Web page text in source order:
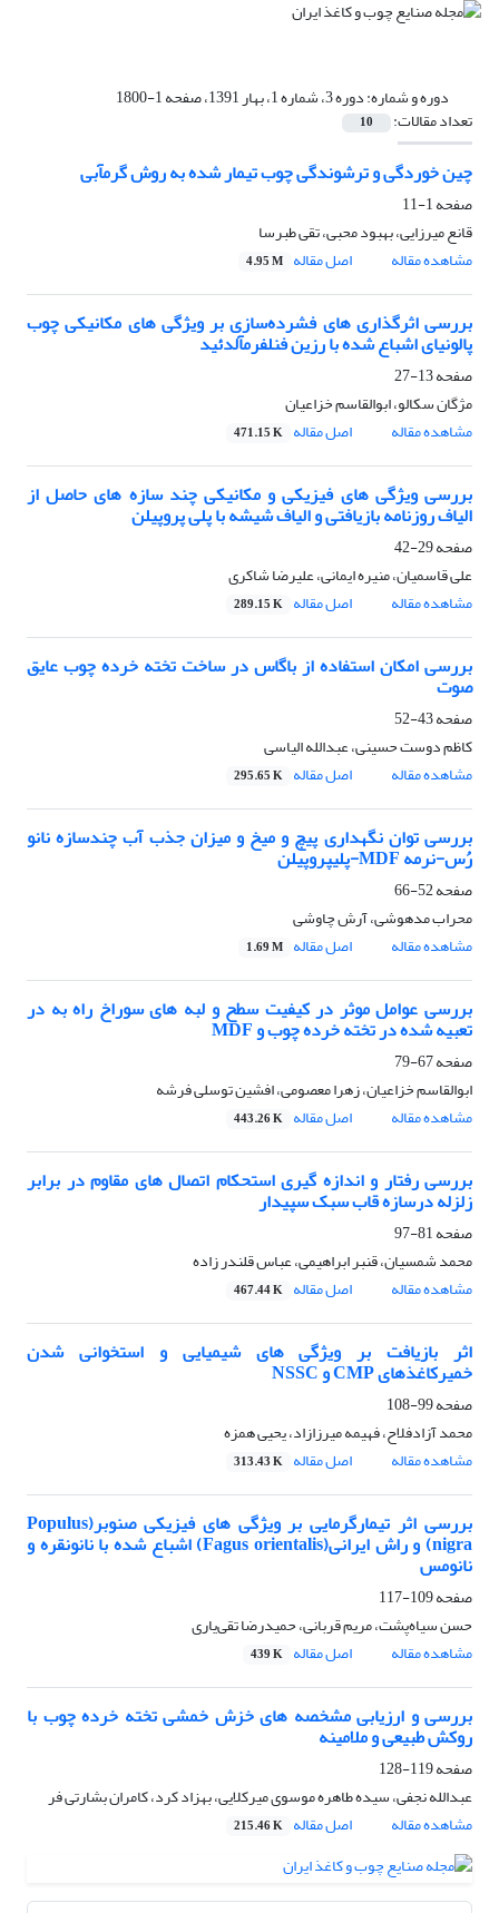
دوره و شماره:دوره 3، شماره 1، بهار 1391، صفحه 1-1800
تعداد مقالات: 10
چین خوردگی و ترشوندگی چوب تیمار شده به روش گرمآبی
صفحه1-11
قانع میرزایی، بهبود محبی، تقی طبرسا
مشاهده مقاله
اصل مقاله 4.95 M
بررسی اثرگذاری های فشرده‌سازی بر ویژگی های مکانیکی چوب
پالونیای اشباع شده با رزین فنلفرمآلدئید
صفحه13-27
مژگان سکالو، ابوالقاسم خزاعیان
مشاهده مقاله
اصل مقاله 471.15 K
بررسی ویژگی های فیزیکی و مکانیکی چند سازه های حاصل از
الیاف روزنامه بازیافتی و الیاف شیشه با پلی پروپیلن
صفحه29-42
علی قاسمیان، منیره ایمانی، علیرضا شاکری
مشاهده مقاله
اصل مقاله 289.15 K
بررسی امکان استفاده از باگاس در ساخت تخته خرده چوب عایق
صوت
صفحه43-52
کاظم دوست حسینی، عبدالله الیاسی
مشاهده مقاله
اصل مقاله 295.65 K
بررسی توان نگهداری پیچ و میخ و میزان جذب آب چندسازه نانو
رُس-نرمه MDF-پلی‎پروپیلن
صفحه52-66
محراب مدهوشی، آرش چاوشی
مشاهده مقاله
اصل مقاله 1.69 M
بررسی عوامل موثر در کیفیت سطح و لبه های سوراخ راه به در
تعبیه شده در تخته خرده چوب و MDF
صفحه67-79
ابوالقاسم خزاعیان، زهرا معصومی، افشین توسلی فرشه
مشاهده مقاله
اصل مقاله 443.26 K
بررسی رفتار و اندازه گیری استحکام اتصال های مقاوم در برابر
زلزله درسازه قاب سبک سپیدار
صفحه81-97
محمد شمسیان، قنبر ابراهیمی، عباس قلندر زاده
مشاهده مقاله
اصل مقاله 467.44 K
اثر بازیافت بر ویژگی های شیمیایی و استخوانی شدن
خمیرکاغذهای CMP و NSSC
صفحه99-108
محمد آزادفلاح، فهیمه میرزازاد، یحیی همزه
مشاهده مقاله
اصل مقاله 313.43 K
بررسی اثر تیمار‌گرمایی بر ویژگی های فیزیکی صنوبر(Populus
nigra) و راش ایرانی(Fagus orientalis) اشباع شده با نانونقره و
نانومس
صفحه109-117
حسن سیاه‌پشت، مریم قربانی، حمید‌رضا تقی‌یاری
مشاهده مقاله
اصل مقاله 439 K
بررسی و ارزیابی مشخصه های خزش خمشی تخته خرده چوب با
روکش طبیعی و ملامینه
صفحه119-128
عبدالله نجفی، سیده طاهره موسوی میرکلایی، بهزاد کرد، کامران بشارتی فر
مشاهده مقاله
اصل مقاله 215.46 K